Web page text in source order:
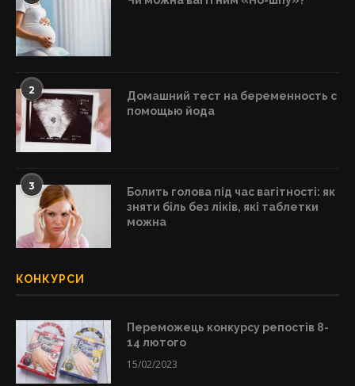
2
Домашний тест на беременность с
помощью йода
3
Болить голова під час вагітності: як
зняти біль без ліків, які таблетки
можна
КОНКУРСИ
Переможець конкурсу репостів 8-
14 лютого
15/02/2023